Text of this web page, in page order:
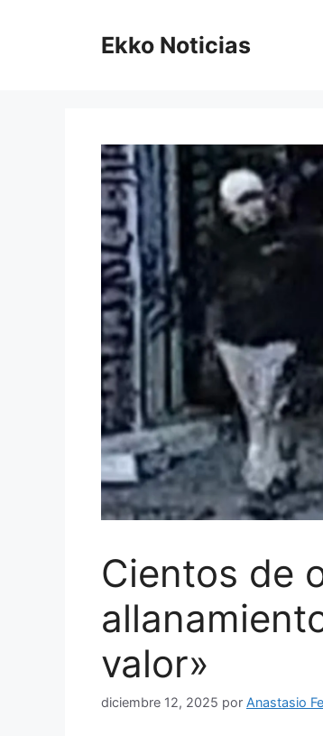
Ekko Noticias
Cientos de
valor»
diciembre 12, 2025 por Anastasio